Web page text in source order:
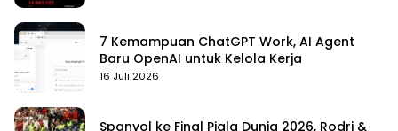
7 Kemampuan ChatGPT Work, AI Agent
Baru OpenAI untuk Kelola Kerja
16 Juli 2026
Spanyol ke Final Piala Dunia 2026, Rodri &